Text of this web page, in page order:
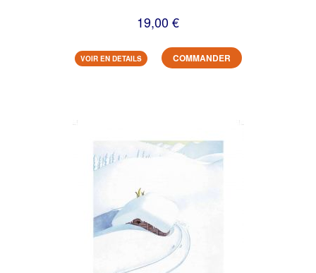
19,00 €
VOIR EN DETAILS COMMANDER